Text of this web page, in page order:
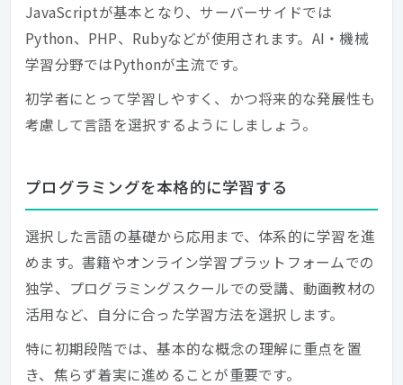
JavaScriptが基本となり、サーバーサイドでは
Python、PHP、Rubyなどが使用されます。AI・機械
学習分野ではPythonが主流です。
初学者にとって学習しやすく、かつ将来的な発展性も
考慮して言語を選択するようにしましょう。
プログラミングを本格的に学習する
選択した言語の基礎から応用まで、体系的に学習を進
めます。書籍やオンライン学習プラットフォームでの
独学、プログラミングスクールでの受講、動画教材の
活用など、自分に合った学習方法を選択します。
特に初期段階では、基本的な概念の理解に重点を置
き、焦らず着実に進めることが重要です。